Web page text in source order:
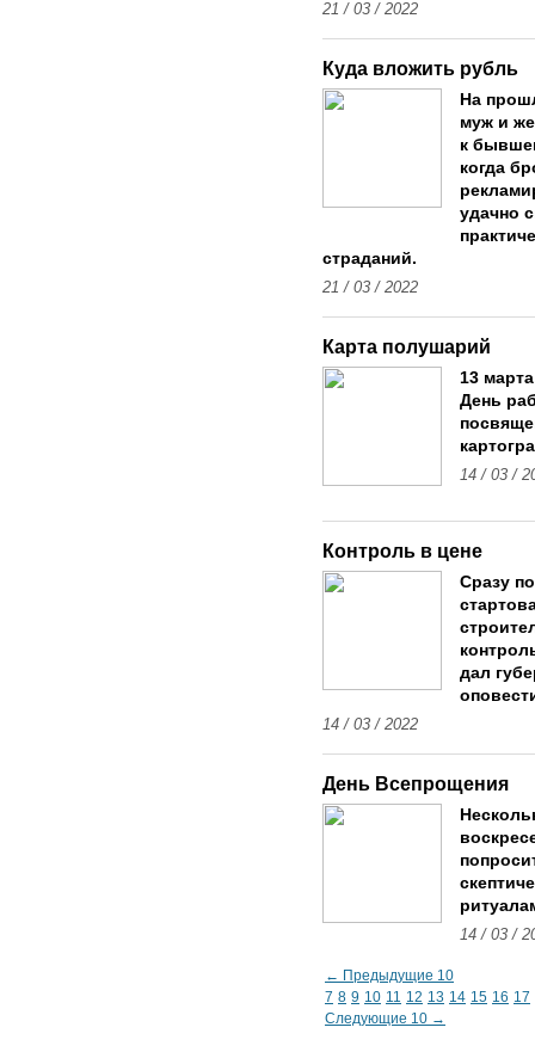
21 / 03 / 2022
Куда вложить рубль
На
муж и
к
когда
удачно
страданий.
21 / 03 / 2022
Карта полушарий
13
День
14 / 03 /
Контроль в цене
Сразу
дал
14 / 03 / 2022
День Всепрощения
14 / 03 /
← Предыдущие 10
7 8 9 10 11 12 13 14 15 16 17
Следующие 10 →